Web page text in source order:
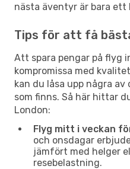
nästa äventyr är bara ett
Tips för att få
Att spara pengar på flyg
kompromissa med
kan du låsa upp några
som finns. Så här hittar
London:
Flyg mitt i veckan
och onsdagar
jämfört med helger
resebelastning.